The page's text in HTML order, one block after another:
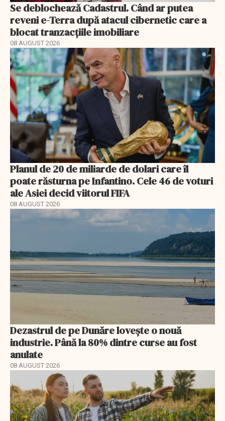
Se deblochează Cadastrul. Când ar putea
reveni e-Terra după atacul cibernetic care a
blocat tranzacțiile imobiliare
08 AUGUST 2026
Planul de 20 de miliarde de dolari care îl
poate răsturna pe Infantino. Cele 46 de voturi
ale Asiei decid viitorul FIFA
08 AUGUST 2026
Dezastrul de pe Dunăre lovește o nouă
industrie. Până la 80% dintre curse au fost
anulate
08 AUGUST 2026